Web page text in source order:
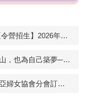
【體育室公告】 【運動樂活夏令營招生】2026年清華大學_運動樂活夏令營 簡章&報名
【清華學院學士班】為台灣造山，也為自己築夢──實驗教育鄭泰然以空拍創作走進紀錄片《造山者》的世界
【清華學院】泛太平洋暨東南亞婦女協會分會訂於 114 年 8 月21 日~22 日辦理 「2025 PPSEAWA青年培力講習改變世界就要這 Young(V II)一『蓄勢待發 翱翔國際』」，請同學踴躍參加。